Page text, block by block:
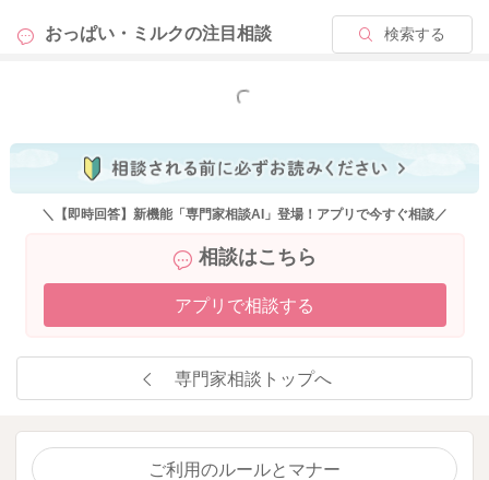
おっぱい・ミルクの注目相談 検索する
もっと見る
＼【即時回答】新機能「専門家相談AI」登場！アプリで今すぐ相談／
相談はこちら
アプリで相談する
専門家相談トップへ
ご利用のルールとマナー